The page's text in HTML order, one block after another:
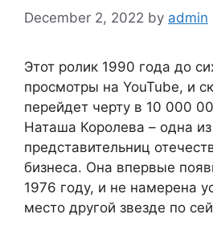
December 2, 2022 by admin
Этот ролик 1990 года до
просмотры на YouTube, и
перейдет черту в 10 000
Наташа Королева – одна
представительниц
бизнеса. Она впервые
1976 году, и не намерена
место другой звезде по